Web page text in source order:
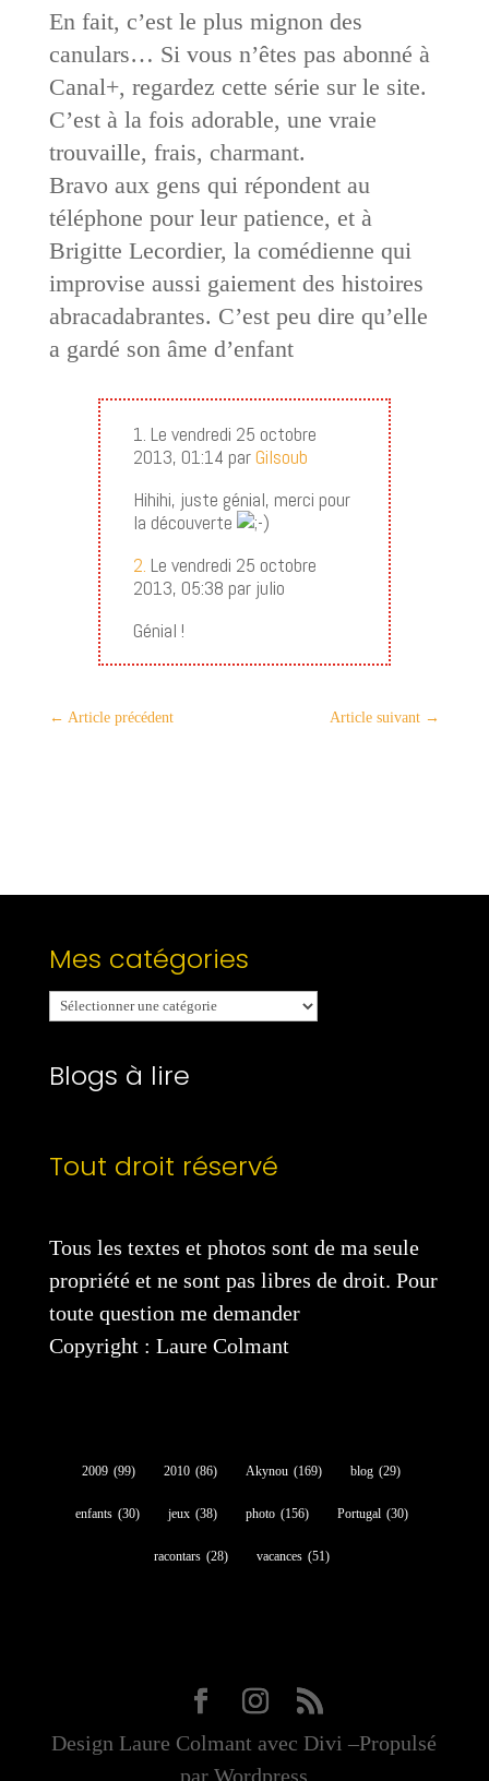
En fait, c’est le plus mignon des
canulars… Si vous n’êtes pas abonné à
Canal+, regardez cette série sur le site.
C’est à la fois adorable, une vraie
trouvaille, frais, charmant.
Bravo aux gens qui répondent au
téléphone pour leur patience, et à
Brigitte Lecordier, la comédienne qui
improvise aussi gaiement des histoires
abracadabrantes. C’est peu dire qu’elle
a gardé son âme d’enfant
1. Le vendredi 25 octobre
2013, 01:14 parGilsoub
Hihihi, juste génial, merci pour
la découverte
2. Le vendredi 25 octobre
2013, 05:38 par julio
Génial !
← Article précédent Article suivant →
Mes catégories
Mes
catégories
Blogs à lire
Tout droit réservé
Tous les textes et photos sont de ma seule
propriété et ne sont pas libres de droit. Pour
toute question me demander
Copyright : Laure Colmant
2009 (99) 2010 (86) Akynou (169) blog (29)
enfants (30) jeux (38) photo (156) Portugal (30)
racontars (28) vacances (51)
Design Laure Colmant avec Divi –Propulsé
par Wordpress